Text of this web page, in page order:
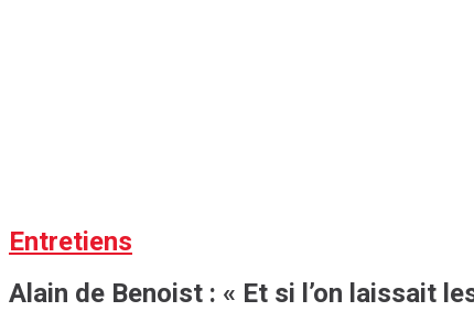
Entretiens
Alain de Benoist : « Et si l’on laissait